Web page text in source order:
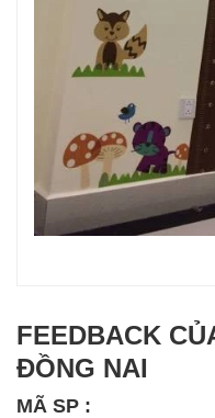
FEEDBACK
ĐỒNG NAI
MÃ SP :